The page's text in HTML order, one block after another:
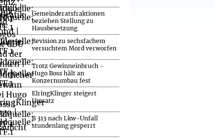
Gemeinderatsfraktionen
beziehen Stellung zu
Hausbesetzung
Revision zu sechsfachem
versuchtem Mord verworfen
Trotz Gewinneinbruch -
Hugo Boss hält an
Konzernumbau fest
ElringKlinger steigert
Umsatz
B 313 nach Lkw-Unfall
stundenlang gesperrt